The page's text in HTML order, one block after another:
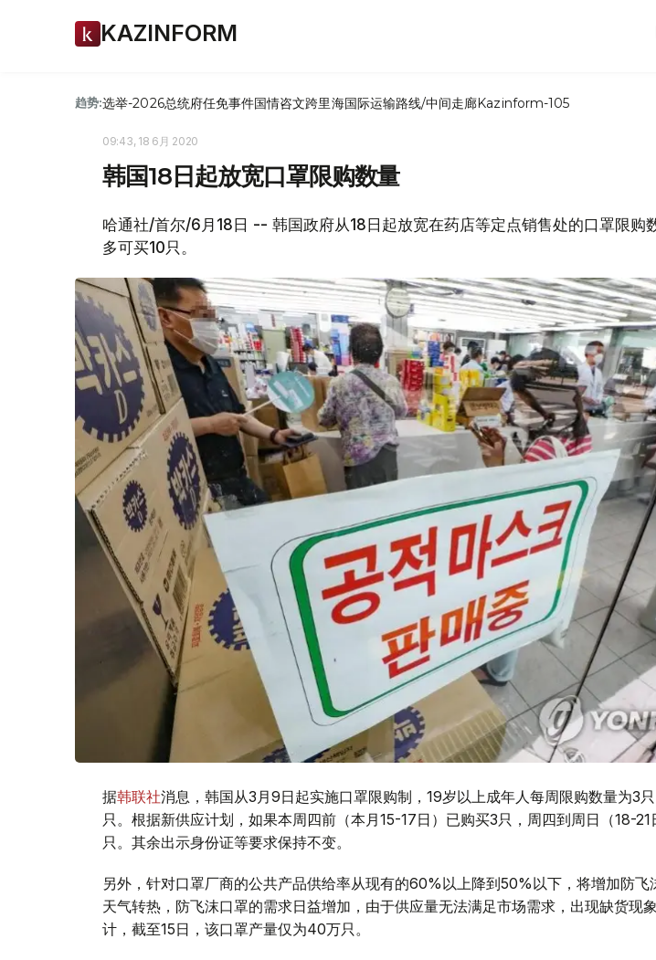
KAZINFORM
趋势:选举-2026总统府任免事件国情咨文跨里海国际运输路线/中间走廊Kazinform-105
09:43, 18 6月 2020
韩国18日起放宽口罩限购数量
哈通社/首尔/6月18日 -- 韩国政府从18日起放宽在药店等定点销售处的口罩限购
多可买10只。
据韩联社消息，韩国从3月9日起实施口罩限购制，19岁以上成年人每周限购数量为3
只。根据新供应计划，如果本周四前（本月15-17日）已购买3只，周四到周日（18-
只。其余出示身份证等要求保持不变。
另外，针对口罩厂商的公共产品供给率从现有的60%以上降到50%以下，将增加防飞
天气转热，防飞沫口罩的需求日益增加，由于供应量无法满足市场需求，出现缺货现
计，截至15日，该口罩产量仅为40万只。